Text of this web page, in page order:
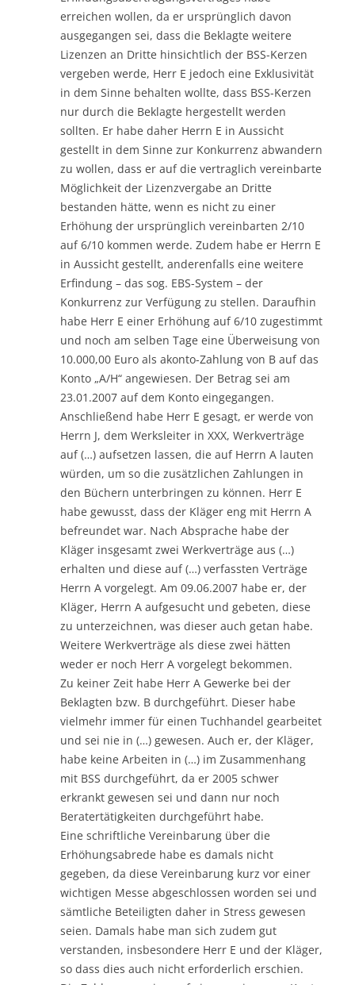
erreichen wollen, da er ursprünglich davon
ausgegangen sei, dass die Beklagte weitere
Lizenzen an Dritte hinsichtlich der BSS-Kerzen
vergeben werde, Herr E jedoch eine Exklusivität
in dem Sinne behalten wollte, dass BSS-Kerzen
nur durch die Beklagte hergestellt werden
sollten. Er habe daher Herrn E in Aussicht
gestellt in dem Sinne zur Konkurrenz abwandern
zu wollen, dass er auf die vertraglich vereinbarte
Möglichkeit der Lizenzvergabe an Dritte
bestanden hätte, wenn es nicht zu einer
Erhöhung der ursprünglich vereinbarten 2/10
auf 6/10 kommen werde. Zudem habe er Herrn E
in Aussicht gestellt, anderenfalls eine weitere
Erfindung – das sog. EBS-System – der
Konkurrenz zur Verfügung zu stellen. Daraufhin
habe Herr E einer Erhöhung auf 6/10 zugestimmt
und noch am selben Tage eine Überweisung von
10.000,00 Euro als akonto-Zahlung von B auf das
Konto „A/H“ angewiesen. Der Betrag sei am
23.01.2007 auf dem Konto eingegangen.
Anschließend habe Herr E gesagt, er werde von
Herrn J, dem Werksleiter in XXX, Werkverträge
auf (…) aufsetzen lassen, die auf Herrn A lauten
würden, um so die zusätzlichen Zahlungen in
den Büchern unterbringen zu können. Herr E
habe gewusst, dass der Kläger eng mit Herrn A
befreundet war. Nach Absprache habe der
Kläger insgesamt zwei Werkverträge aus (…)
erhalten und diese auf (…) verfassten Verträge
Herrn A vorgelegt. Am 09.06.2007 habe er, der
Kläger, Herrn A aufgesucht und gebeten, diese
zu unterzeichnen, was dieser auch getan habe.
Weitere Werkverträge als diese zwei hätten
weder er noch Herr A vorgelegt bekommen.
Zu keiner Zeit habe Herr A Gewerke bei der
Beklagten bzw. B durchgeführt. Dieser habe
vielmehr immer für einen Tuchhandel gearbeitet
und sei nie in (…) gewesen. Auch er, der Kläger,
habe keine Arbeiten in (…) im Zusammenhang
mit BSS durchgeführt, da er 2005 schwer
erkrankt gewesen sei und dann nur noch
Beratertätigkeiten durchgeführt habe.
Eine schriftliche Vereinbarung über die
Erhöhungsabrede habe es damals nicht
gegeben, da diese Vereinbarung kurz vor einer
wichtigen Messe abgeschlossen worden sei und
sämtliche Beteiligten daher in Stress gewesen
seien. Damals habe man sich zudem gut
verstanden, insbesondere Herr E und der Kläger,
so dass dies auch nicht erforderlich erschien.